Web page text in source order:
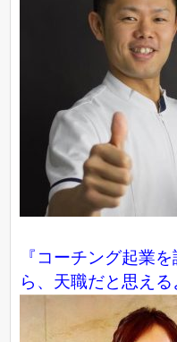
『コーチング起業
ら、天職だと思える